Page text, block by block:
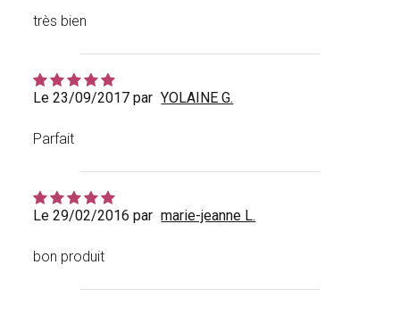
très bien
Le 23/09/2017 par YOLAINE G.
Parfait
Le 29/02/2016 par marie-jeanne L.
bon produit